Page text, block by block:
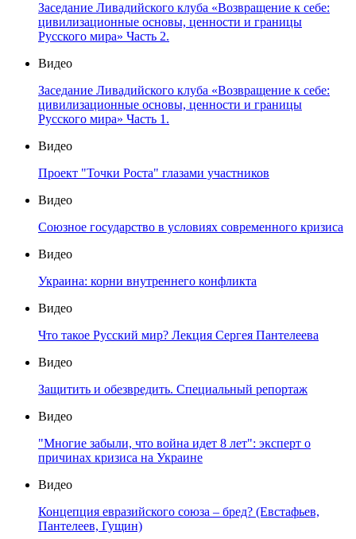
Заседание Ливадийского клуба «Возвращение к себе:
цивилизационные основы, ценности и границы
Русского мира» Часть 2.
Видео
Заседание Ливадийского клуба «Возвращение к себе:
цивилизационные основы, ценности и границы
Русского мира» Часть 1.
Видео
Проект "Точки Роста" глазами участников
Видео
Союзное государство в условиях современного кризиса
Видео
Украина: корни внутреннего конфликта
Видео
Что такое Русский мир? Лекция Сергея Пантелеева
Видео
Защитить и обезвредить. Специальный репортаж
Видео
"Многие забыли, что война идет 8 лет": эксперт о
причинах кризиса на Украине
Видео
Концепция евразийского союза – бред? (Евстафьев,
Пантелеев, Гущин)